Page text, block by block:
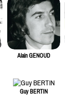
Alain GENOUD
Guy BERTIN